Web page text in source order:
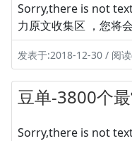
Sorry,there is not
力原文收集区 ，您将
发表于:2018-12-30 / 阅
豆单-3800个
Sorry,there is not